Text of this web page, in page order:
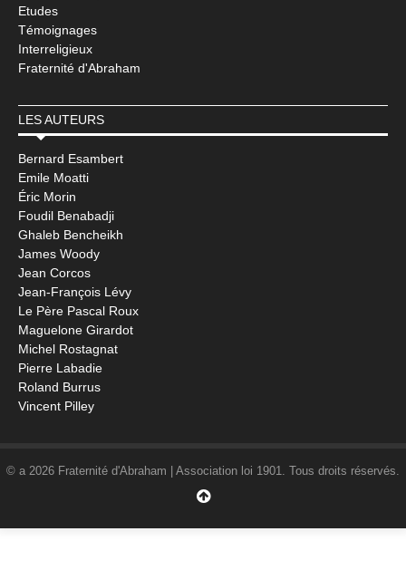
Etudes
Témoignages
Interreligieux
Fraternité d'Abraham
LES AUTEURS
Bernard Esambert
Emile Moatti
Éric Morin
Foudil Benabadji
Ghaleb Bencheikh
James Woody
Jean Corcos
Jean-François Lévy
Le Père Pascal Roux
Maguelone Girardot
Michel Rostagnat
Pierre Labadie
Roland Burrus
Vincent Pilley
© a 2026 Fraternité d'Abraham | Association loi 1901. Tous droits réservés.